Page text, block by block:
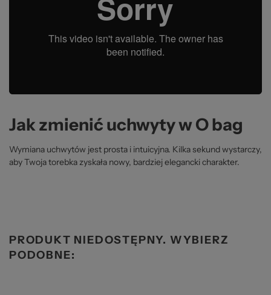
Jak zmienić uchwyty w O bag
Wymiana uchwytów jest prosta i intuicyjna. Kilka sekund wystarczy,
aby Twoja torebka zyskała nowy, bardziej elegancki charakter.
PRODUKT NIEDOSTĘPNY. WYBIERZ
PODOBNE: